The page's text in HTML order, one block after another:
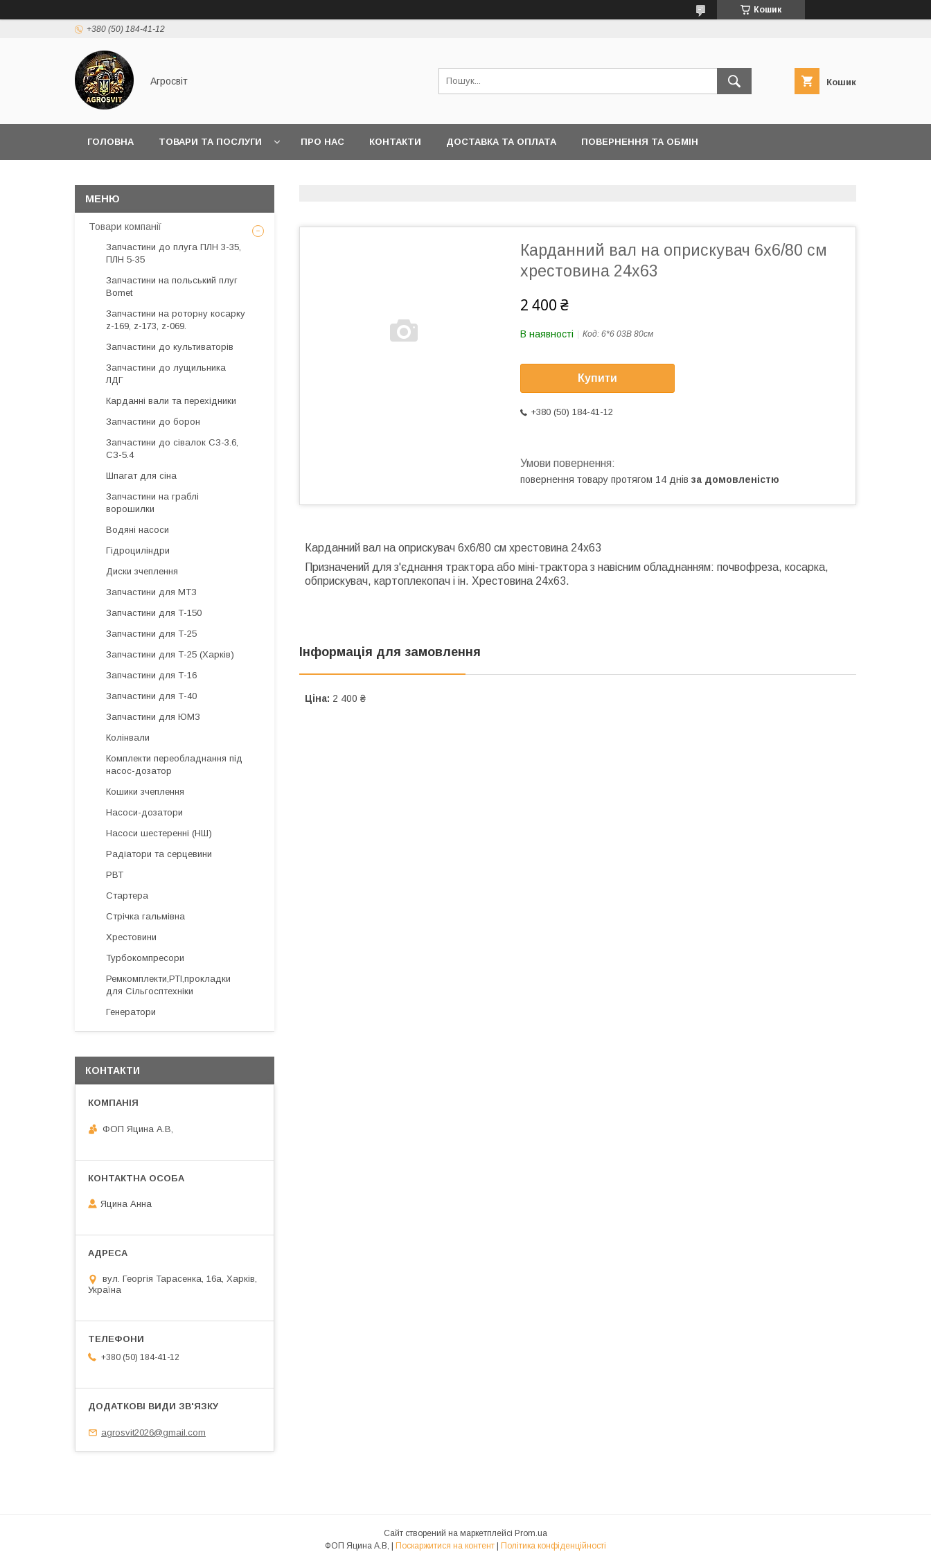
Кошик
+380 (50) 184-41-12
Агросвіт Кошик
ГОЛОВНА ТОВАРИ ТА ПОСЛУГИ ПРО НАС КОНТАКТИ ДОСТАВКА ТА ОПЛАТА ПОВЕРНЕННЯ ТА ОБМІН
Карданний вал на оприскувач 6х6/80 см
хрестовина 24х63
2 400 ₴
В наявності Код: 6*6 03В 80см
Купити
+380 (50) 184-41-12
повернення товару протягом 14 днів за домовленістю
Карданний вал на оприскувач 6х6/80 см хрестовина 24х63
Призначений для з'єднання трактора або міні-трактора з навісним обладнанням: почвофреза, косарка,
обприскувач, картоплекопач і ін. Хрестовина 24х63.
Інформація для замовлення
Ціна: 2 400 ₴
Товари компанії
Запчастини до плуга ПЛН 3-35,
ПЛН 5-35
Запчастини на польський плуг
Bomet
Запчастини на роторну косарку
z-169, z-173, z-069.
Запчастини до культиваторів
Запчастини до лущильника
ЛДГ
Карданні вали та перехідники
Запчастини до борон
Запчастини до сівалок СЗ-3.6,
СЗ-5.4
Шпагат для сіна
Запчастини на граблі
ворошилки
Водяні насоси
Гідроциліндри
Диски зчеплення
Запчастини для МТЗ
Запчастини для Т-150
Запчастини для Т-25
Запчастини для Т-25 (Харків)
Запчастини для Т-16
Запчастини для Т-40
Запчастини для ЮМЗ
Колінвали
Комплекти переобладнання під
насос-дозатор
Кошики зчеплення
Насоси-дозатори
Насоси шестеренні (НШ)
Радіатори та серцевини
РВТ
Стартера
Стрічка гальмівна
Хрестовини
Турбокомпресори
Ремкомплекти,РТІ,прокладки
для Сільгосптехніки
Генератори
КОНТАКТИ
ФОП Яцина А.В,
Яцина Анна
вул. Георгія Тарасенка, 16а, Харків,
Україна
+380 (50) 184-41-12
agrosvit2026@gmail.com
Сайт створений на маркетплейсі Prom.ua
ФОП Яцина А.В, | Поскаржитися на контент | Політика конфіденційності